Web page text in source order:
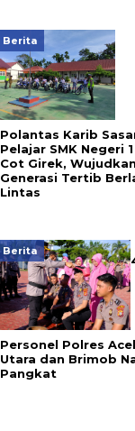
Berita
Polantas Karib
Pelajar SMK Negeri 1
Cot Girek, Wujudkan
Generasi Tertib
Lintas
Berita
Personel Polres
Utara dan Brimob
Pangkat